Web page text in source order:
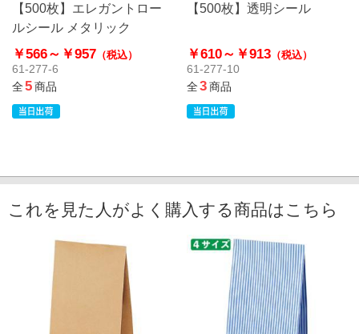
【500枚】エレガントロー
ルシール メタリック
￥566～ ￥957 （税込）
61-277-6
全5商品
【500枚】透明シール
￥610～ ￥913 （税込）
61-277-10
全3商品
これを見た人がよく購入する商品はこちら